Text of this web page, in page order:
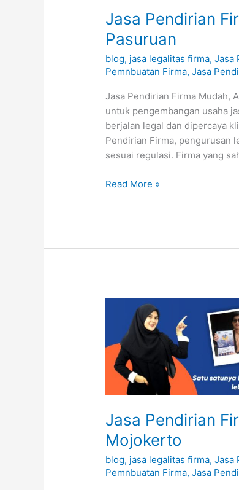
Jasa Pendirian
Pasuruan
blog, jasa legalitas firma,Jasa
Pemnbuatan Firma,Jasa
Jasa Pendirian Firma Mudah,
untuk pengembangan usaha
berjalan legal dan dipercaya
Pendirian Firma, pengurusan
sesuai regulasi. Firma yang
Read More »
Jasa Pendirian
Mojokerto
blog, jasa legalitas firma,Jasa
Pemnbuatan Firma,Jasa
Pendirian
Firma
Mudah,
Aman
Cepat